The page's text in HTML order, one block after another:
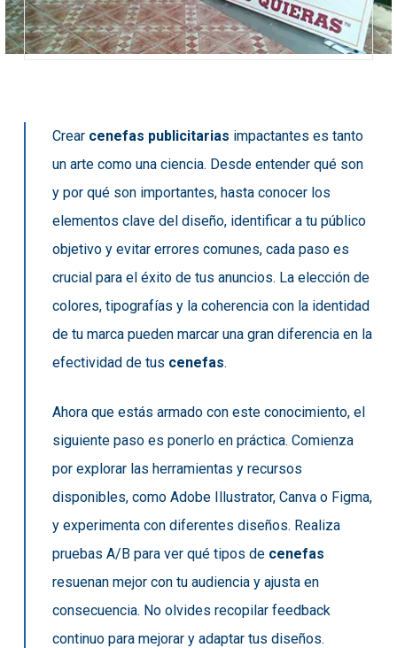
Crear cenefas publicitarias impactantes es tanto
un arte como una ciencia. Desde entender qué son
y por qué son importantes, hasta conocer los
elementos clave del diseño, identificar a tu público
objetivo y evitar errores comunes, cada paso es
crucial para el éxito de tus anuncios. La elección de
colores, tipografías y la coherencia con la identidad
de tu marca pueden marcar una gran diferencia en la
efectividad de tus cenefas.
Ahora que estás armado con este conocimiento, el
siguiente paso es ponerlo en práctica. Comienza
por explorar las herramientas y recursos
disponibles, como Adobe Illustrator, Canva o Figma,
y experimenta con diferentes diseños. Realiza
pruebas A/B para ver qué tipos de cenefas
resuenan mejor con tu audiencia y ajusta en
consecuencia. No olvides recopilar feedback
continuo para mejorar y adaptar tus diseños.